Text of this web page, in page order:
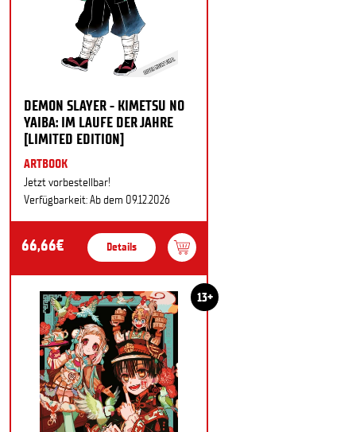
DEMON SLAYER - KIMETSU NO
YAIBA: IM LAUFE DER JAHRE
[LIMITED EDITION]
ARTBOOK
Jetzt vorbestellbar!
Verfügbarkeit: Ab dem 09.12.2026
66,66€ Details
13+